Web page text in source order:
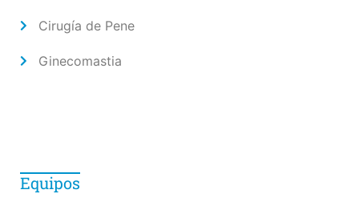
Cirugía de Pene
Ginecomastia
Equipos